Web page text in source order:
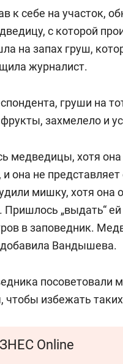
к себе на участок,
с которой
на запах груш,
журналист.
груши на
захмелело и
медведицы, хотя
и она не
мишку, хотя она
Пришлось „выдать“
в заповедник.
Вандышева.
избежать
Online